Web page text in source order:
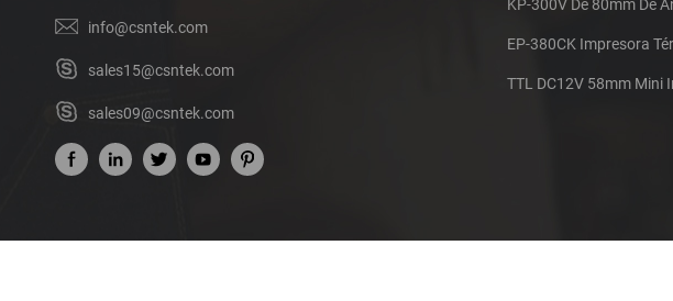
info@csntek.com
sales15@csntek.com
sales09@csntek.com